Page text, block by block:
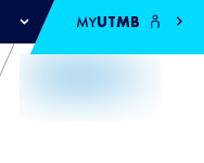
MYUTMB